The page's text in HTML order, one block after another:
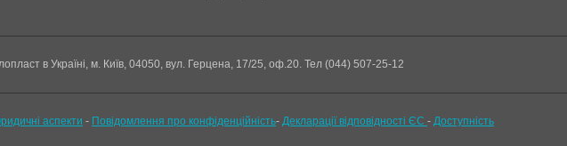
в Україні, м. Київ, 04050, вул. Герцена, 17/25, оф.20. Тел (044) 507-25-12
аспекти - Повідомлення про конфіденційність- Декларації відповідності ЄС - Доступність